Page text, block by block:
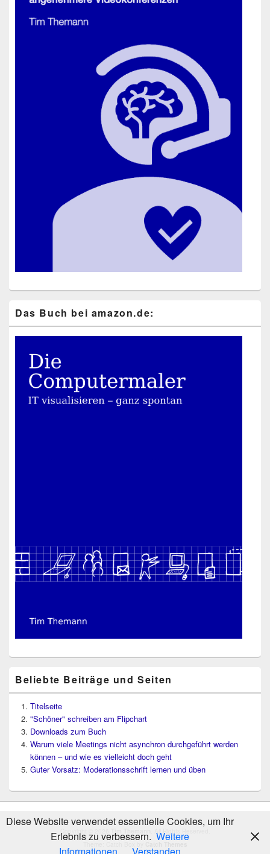
Das Buch bei ama​zon​.de:
Beliebte Beiträge und Seiten
Titelseite
"Schöner" schreiben am Flipchart
Downloads zum Buch
Warum viele Meetings nicht asynchron durchgeführt werden
können – und wie es vielleicht doch geht
Guter Vorsatz: Moderationsschrift lernen und üben
Copyright © 2026 Tim Themann
. All Rights Reserved.
Diese Website verwendet essentielle Cookies, um Ihr
Erlebnis zu verbessern. Weitere